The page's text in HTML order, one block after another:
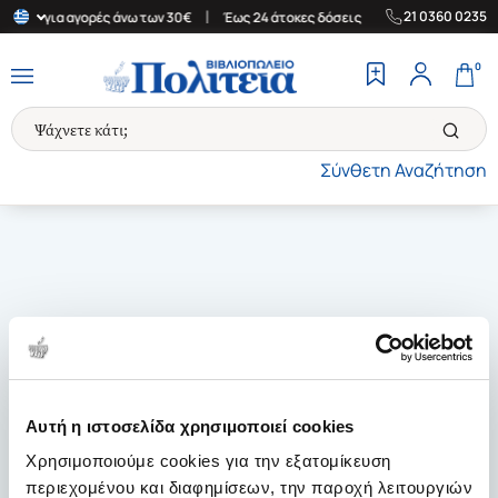
Αυτή η ιστοσελίδα χρησιμοποιεί cookies
Χρησιμοποιούμε cookies για την εξατομίκευση
περιεχομένου και διαφημίσεων, την παροχή λειτουργιών
για αγορές άνω των 30€ Έως 24 άτοκες δόσεις | Δωρεάν
21 0360 0235
Σύνθετη Αναζήτηση
0